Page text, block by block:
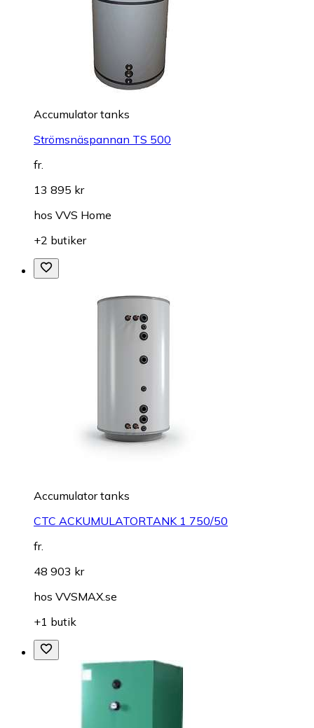
Accumulator tanks
Strömsnäspannan TS 500
fr.
13 895 kr
hos VVS Home
+2 butiker
Accumulator tanks
CTC ACKUMULATORTANK 1 750/50
fr.
48 903 kr
hos VVSMAX.se
+1 butik